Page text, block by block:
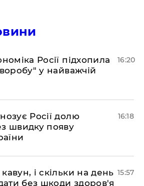
Росії підхопила
у найважчій
16:20
Росії долю
швидку появу
16:18
і скільки на день
без шкоди здоров'я
15:57